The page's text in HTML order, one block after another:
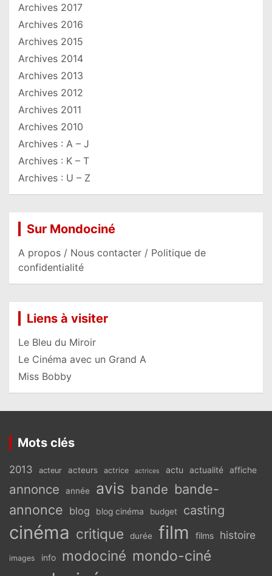
Archives 2017
Archives 2016
Archives 2015
Archives 2014
Archives 2013
Archives 2012
Archives 2011
Archives 2010
Archives : A – J
Archives : K – T
Archives : U – Z
Sur Mondociné
A propos / Nous contacter / Politique de
confidentialité
Liens à visiter
Le Bleu du Miroir
Le Cinéma avec un Grand A
Miss Bobby
Mots clés
2013 acteur acteurs actrice actrices actu actualité affiche
annonce année avis bande bande-
annonce blog blog cinéma budget casting
cinéma critique durée film films histoire
images info modociné mondo-ciné